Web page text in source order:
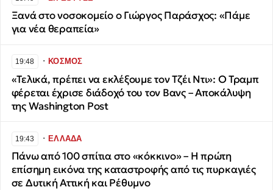
Ξανά στο νοσοκομείο ο Γιώργος Παράσχος: «Πάμε
για νέα θεραπεία»
19:48 ∙ΚΟΣΜΟΣ
«Τελικά, πρέπει να εκλέξουμε τον Τζέι Ντι»: Ο Τραμπ
φέρεται έχρισε διάδοχό του τον Βανς – Αποκάλυψη
της Washington Post
19:43 ∙ΕΛΛΑΔΑ
Πάνω από 100 σπίτια στο «κόκκινο» – Η πρώτη
επίσημη εικόνα της καταστροφής από τις πυρκαγιές
σε Δυτική Αττική και Ρέθυμνο